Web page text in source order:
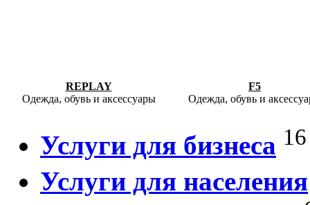
REPLAY
Одежда, обувь и аксессуары
F5
Одежда, обувь и
Услуги для бизнеса 16
Услуги для населения